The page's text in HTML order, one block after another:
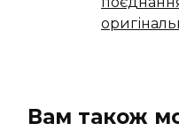
Вам також